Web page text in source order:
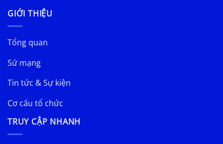
GIỚI THIỆU
Tổng quan
Sứ mạng
Tin tức & Sự kiện
Cơ cấu tổ chức
TRUY CẬP NHANH